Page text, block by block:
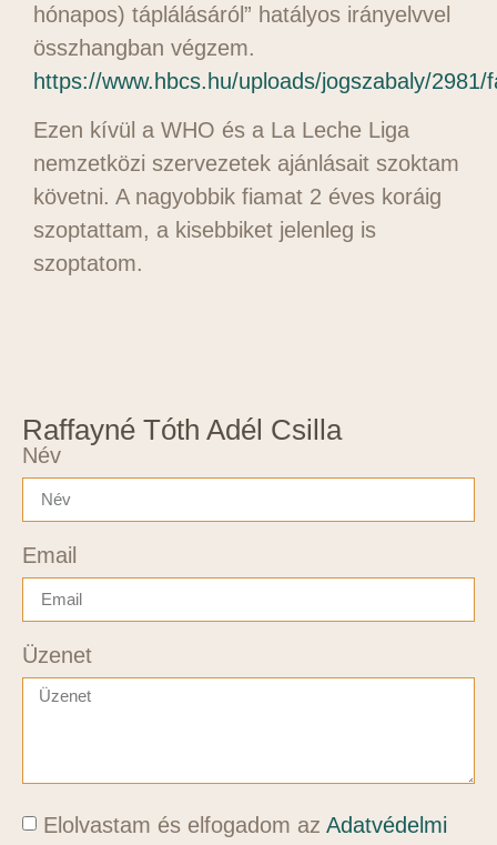
hónapos) táplálásáról” hatályos irányelvvel
összhangban végzem.
https://www.hbcs.hu/uploads/jogszabaly/
Ezen kívül a WHO és a La Leche Liga
nemzetközi szervezetek ajánlásait szoktam
követni. A nagyobbik fiamat 2 éves koráig
szoptattam, a kisebbiket jelenleg is
szoptatom.
Raffayné Tóth Adél Csilla
Név
Email
Üzenet
Elolvastam és elfogadom az Adatvédelmi